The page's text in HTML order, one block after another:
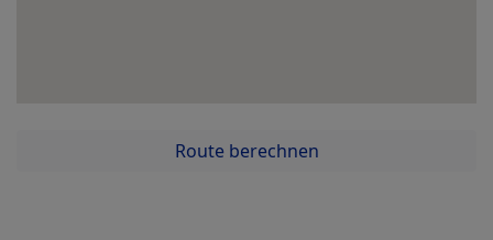
Route berechnen